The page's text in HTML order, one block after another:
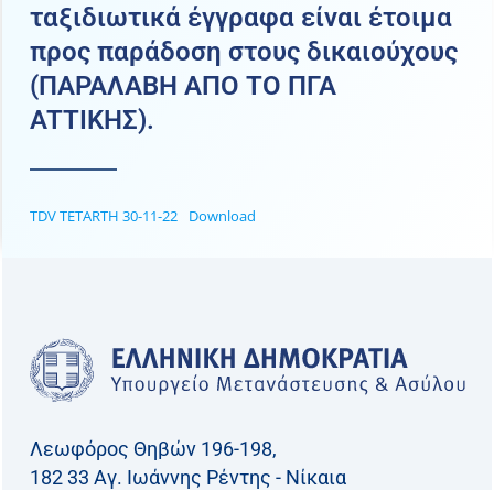
ταξιδιωτικά έγγραφα είναι έτοιμα
προς παράδοση στους δικαιούχους
(ΠΑΡΑΛΑΒΗ ΑΠΟ ΤΟ ΠΓΑ
ATTIKHΣ).
TDV TETARTH 30-11-22 Download
Λεωφόρος Θηβών 196-198,
182 33 Aγ. Ιωάννης Ρέντης - Νίκαια